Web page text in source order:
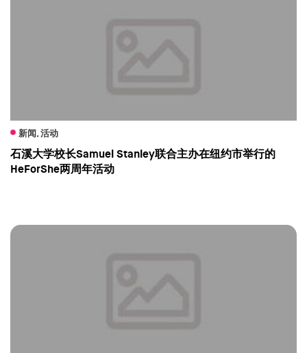
新闻, 活动
石溪大学校长Samuel Stanley联合主办在纽约市举行的
HeForShe两周年活动